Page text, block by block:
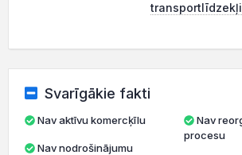
transportlīdzekļi
Svarīgākie fakti
Nav aktīvu komercķīlu
Nav nodrošinājumu
Nav reorganizācijas
procesu